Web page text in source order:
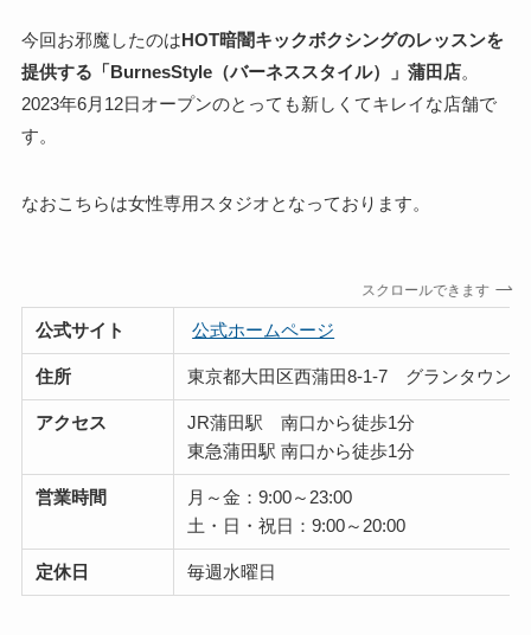
今回お邪魔したのはHOT暗闇キックボクシングのレッスンを
提供する「BurnesStyle（バーネススタイル）」蒲田店。
2023年6月12日オープンのとっても新しくてキレイな店舗で
す。
なおこちらは女性専用スタジオとなっております。
スクロールできます
公式サイト 公式ホームページ
住所 東京都大田区西蒲田8-1-7 グランタウン
アクセス
JR蒲田駅 南口から徒歩1分
東急蒲田駅 南口から徒歩1分
営業時間
月～金：9:00～23:00
土・日・祝日：9:00～20:00
定休日 毎週水曜日